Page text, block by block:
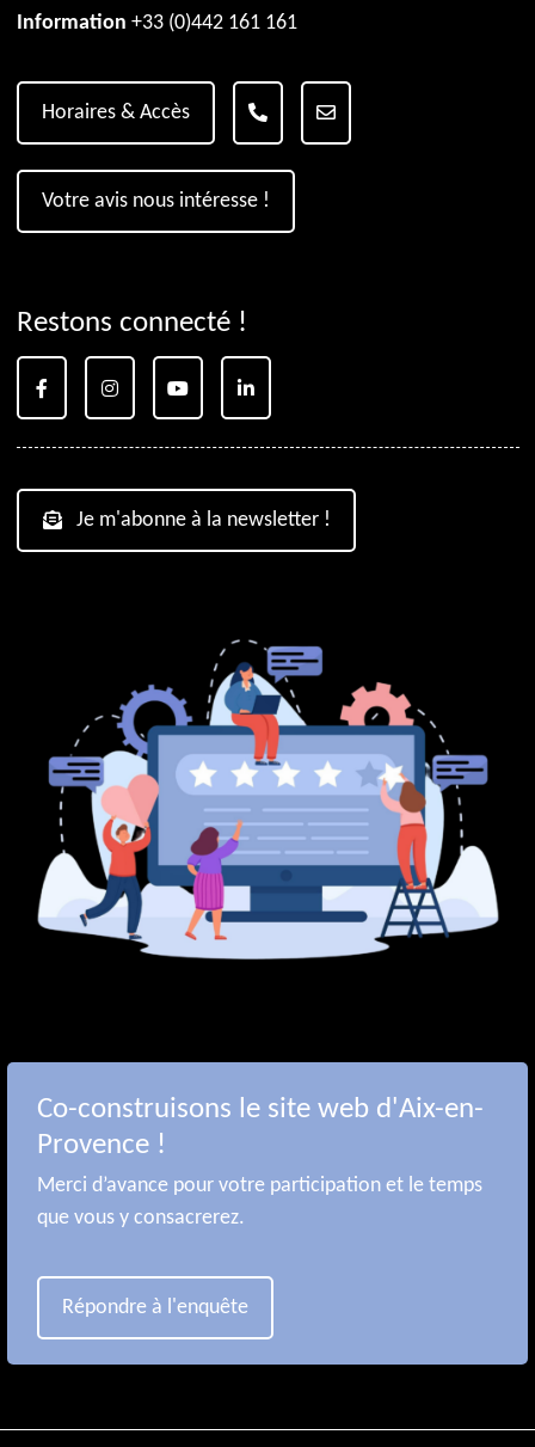
Information +33 (0)442 161 161
Horaires & Accès
Votre avis nous intéresse !
Restons connecté !
Je m'abonne à la newsletter !
Co-construisons le site web d'Aix-en-
Provence !
Merci d’avance pour votre participation et le temps
que vous y consacrerez.
Répondre à l'enquête